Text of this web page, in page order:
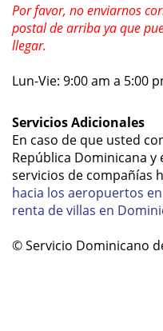
Por favor, noenviarnos
postal de arriba ya que
llegar.
Lun-Vie: 9:00 am a 5:00
Servicios Adicionales
En caso de que usted
República Dominicana
servicios de compañías
hacia los aeropuertos
renta de villas en
© Servicio Dominicano